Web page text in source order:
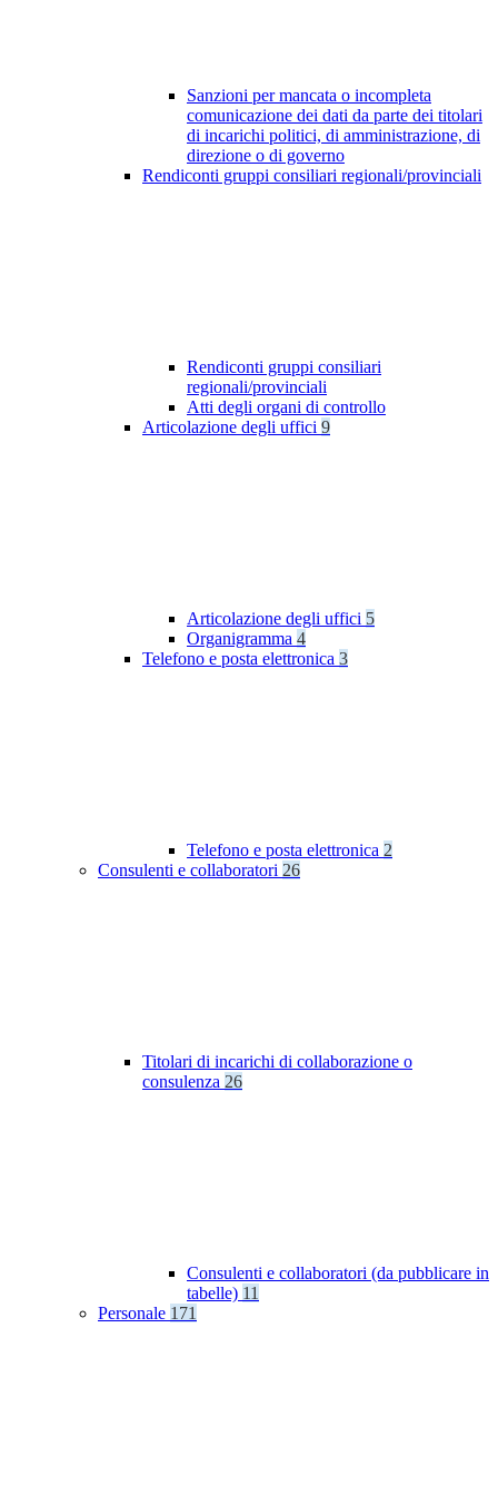
Sanzioni per mancata o incompleta
comunicazione dei dati da parte dei titolari
di incarichi politici, di amministrazione, di
direzione o di governo
Rendiconti gruppi consiliari regionali/provinciali
Rendiconti gruppi consiliari
regionali/provinciali
Atti degli organi di controllo
Articolazione degli uffici 9
Articolazione degli uffici 5
Organigramma 4
Telefono e posta elettronica 3
Telefono e posta elettronica 2
Consulenti e collaboratori 26
Titolari di incarichi di collaborazione o
consulenza 26
Consulenti e collaboratori (da pubblicare in
tabelle) 11
Personale 171